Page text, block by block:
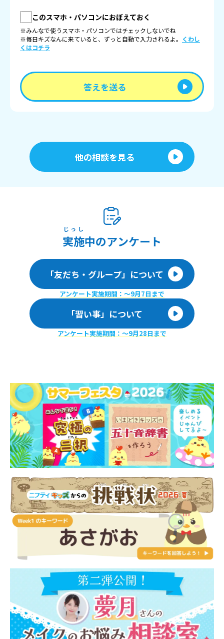
このスマホ・パソコンにおぼえておく
※みんなで使うスマホ・パソコンではチェックしないでね
※毎日キズなんに来ていると、ずっと自動で入力されるよ。 くわし
くはコチラ
答えを送る
他の相談を見る
実施
じっし
中のアンケート
「友だち・グループ」について
アンケート実施期間：〜9月7日まで
「習い事」について
アンケート実施期間：〜9月28日まで